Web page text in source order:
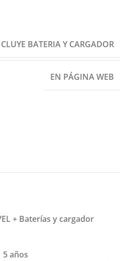
BATERIA Y CARGADOR
EN PÁGINA WEB
+ Baterías y cargador
5 años